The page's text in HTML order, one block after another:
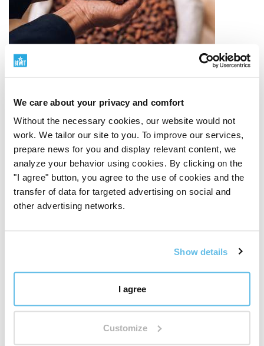
We care about your privacy and comfort
Without the necessary cookies, our website would not
work. We tailor our site to you. To improve our services,
prepare news for you and display relevant content, we
analyze your behavior using cookies. By clicking on the
"I agree" button, you agree to the use of cookies and the
transfer of data for targeted advertising on social and
other advertising networks.
Show details
I agree
Customize
Ingredientes de calidad
Desde el origen hasta el producto terminadoLa
calidad comienza en el origen de la materia prima. Por
eso, seleccionamos cuidadosamente a los proveedores,
rastreamos el origen, el método de procesamiento y el
materias primas de la naturaleza salvaje donde tiene
la ciencia, las pruebas y nuestra propia
Descubre por qué el origen de las
materias primas es importante"